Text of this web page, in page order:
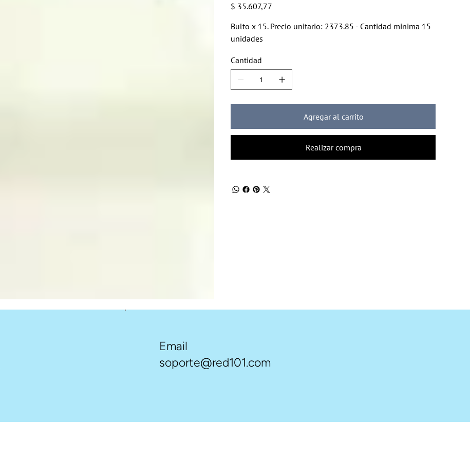
Precio
$ 35.607,77
Bulto x 15. Precio unitario: 2373.85 - Cantidad minima 15
unidades
Cantidad
Agregar al carrito
Realizar compra
Email
soporte@red101.com